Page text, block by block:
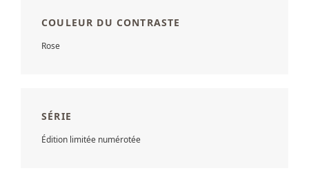
COULEUR DU CONTRASTE
Rose
SÉRIE
Édition limitée numérotée